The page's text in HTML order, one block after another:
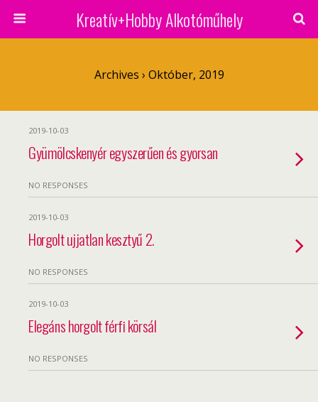
Kreatív+Hobby Alkotóműhely
Archives › Október, 2019
2019-10-03
Gyümölcskenyér egyszerűen és gyorsan
NO RESPONSES
2019-10-03
Horgolt ujjatlan kesztyű 2.
NO RESPONSES
2019-10-03
Elegáns horgolt férfi körsál
NO RESPONSES